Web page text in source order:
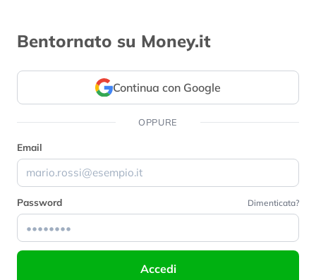
Bentornato su Money.it
Continua con Google
OPPURE
Email
Password Dimenticata?
Accedi